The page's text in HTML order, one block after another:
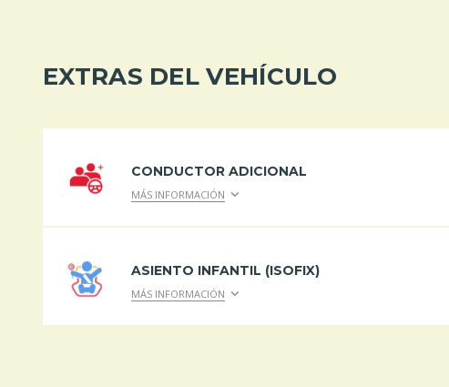
EXTRAS DEL VEHÍCULO
CONDUCTOR ADICIONAL
MÁS INFORMACIÓN
ASIENTO INFANTIL (ISOFIX)
MÁS INFORMACIÓN